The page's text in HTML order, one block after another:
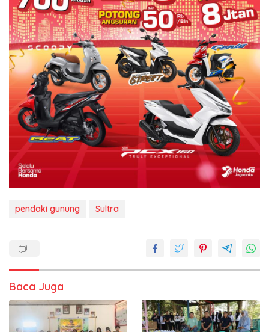
pendaki gunung Sultra
Baca Juga